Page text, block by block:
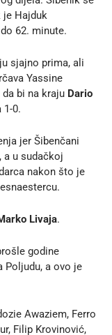
Hajduk
62. minute.
sjajno prima, ali
Yassine
bi na kraju Dario
1-0.
jer Šibenčani
u sudačkoj
nakon što je
Livaja.
godine
Poljudu, a ovo je
Awaziem, Ferro
Filip Krovinović,